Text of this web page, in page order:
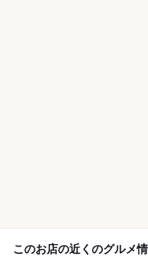
このお店の近くのグルメ